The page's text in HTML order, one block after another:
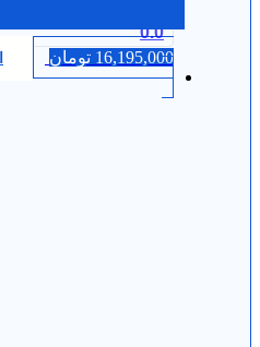
0.0
16,195,000 تومان